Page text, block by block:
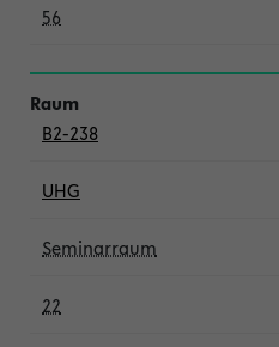
56
B2-238
UHG
Seminarraum
22